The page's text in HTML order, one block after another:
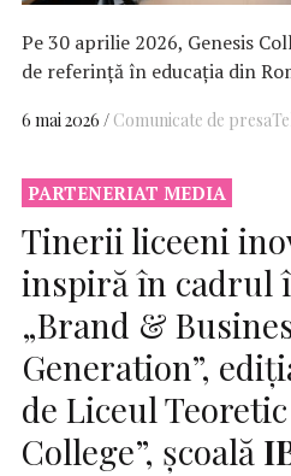
Pe 30 aprilie 2026, Genesis
de referință în educația din
6 mai 2026 Comunicate de presa
PARTENERIAT MEDIA
Tinerii liceeni
inspiră în cadrul
„Brand &
Generation”,
de Liceul
College”, școală